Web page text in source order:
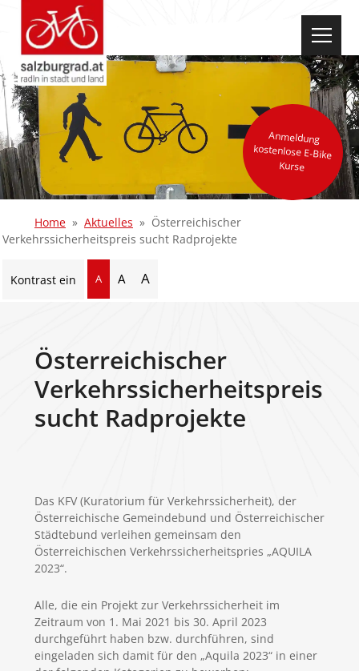
Anmeldung
kostenlose E-Bike
Kurse
Home Aktuelles
Österreichischer
Verkehrssicherheitspreis sucht Radprojekte
Kontrast ein A A A
Österreichischer
Verkehrssicherheitspreis
sucht Radprojekte
Das KFV (Kuratorium für Verkehrssicherheit), der
Österreichische Gemeindebund und Österreichischer
Städtebund verleihen gemeinsam den
Österreichischen Verkehrssicherheitspries „AQUILA
2023“.
Alle, die ein Projekt zur Verkehrssicherheit im
Zeitraum von 1. Mai 2021 bis 30. April 2023
durchgeführt haben bzw. durchführen, sind
eingeladen sich damit für den „Aquila 2023“ in einer